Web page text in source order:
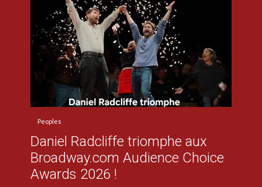
Peoples
Daniel Radcliffe triomphe aux
Broadway.com Audience Choice
Awards 2026 !